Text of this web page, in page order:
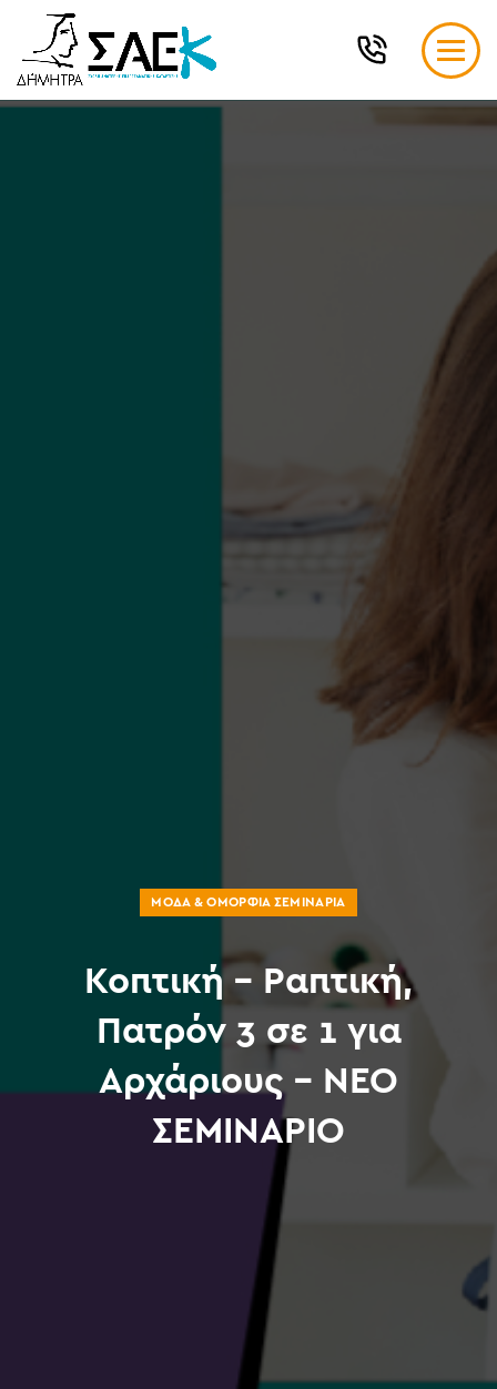
ΜΌΔΑ & ΟΜΟΡΦΙΆ ΣΕΜΙΝΆΡΙΑ
Κοπτική – Ραπτική,
Πατρόν 3 σε 1 για
Αρχάριους – ΝΕΟ
ΣΕΜΙΝΑΡΙΟ